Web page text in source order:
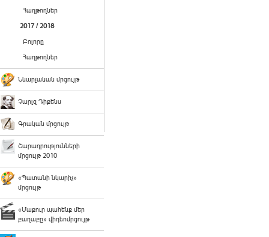
Հաղթողներ
2017 / 2018
Բոլորը
Հաղթողներ
Նկարչական մրցույթ
Չարլզ Դիքենս
Գրական մրցույթ
Շարադրությունների
մրցույթ 2010
«Պատանի նկարիչ»
մրցույթ
«Մաքուր պահենք մեր
քաղաքը» վիդեոմրցույթ